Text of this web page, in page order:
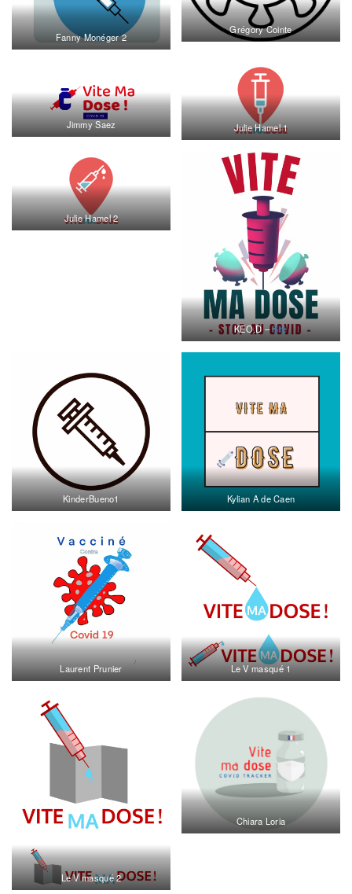
Fanny Monéger 2
Grégory Cointe
Jimmy Saez Julie Hamel 1
Julie Hamel 2
KEO.D –Site
KinderBueno1 Kylian A de Caen
Laurent Prunier Le V masqué 1
Le V masqué 2
Chiara Loria